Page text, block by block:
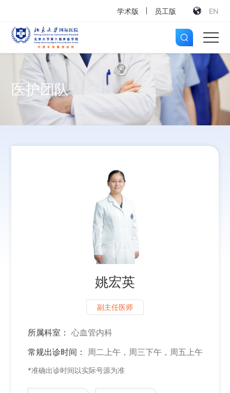
学术版 员工版 EN
医护团队
姚宏英
副主任医师
所属科室： 心血管内科
常规出诊时间：
周二上午，周三下午，周五上午
*准确出诊时间以实际号源为准